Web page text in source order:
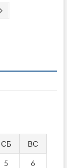
Next
СБ ВС
5 6